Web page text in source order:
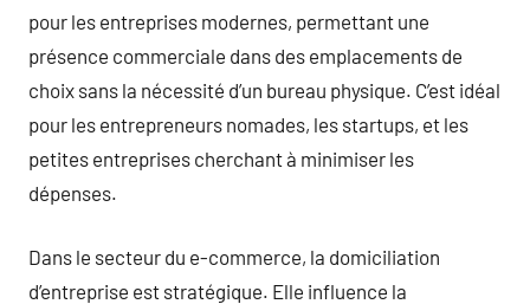
pour les entreprises modernes, permettant une
présence commerciale dans des emplacements de
choix sans la nécessité d’un bureau physique. C’est idéal
pour les entrepreneurs nomades, les startups, et les
petites entreprises cherchant à minimiser les
dépenses.
Dans le secteur du e-commerce, la domiciliation
d’entreprise est stratégique. Elle influence la